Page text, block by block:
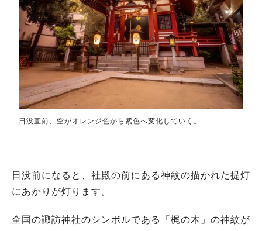
日没直前、空がオレンジ色から紫色へ変化していく。
日没前になると、社殿の前にある神紋の描かれた提灯
にあかりが灯ります。
全国の諏訪神社のシンボルである「梶の木」の神紋が